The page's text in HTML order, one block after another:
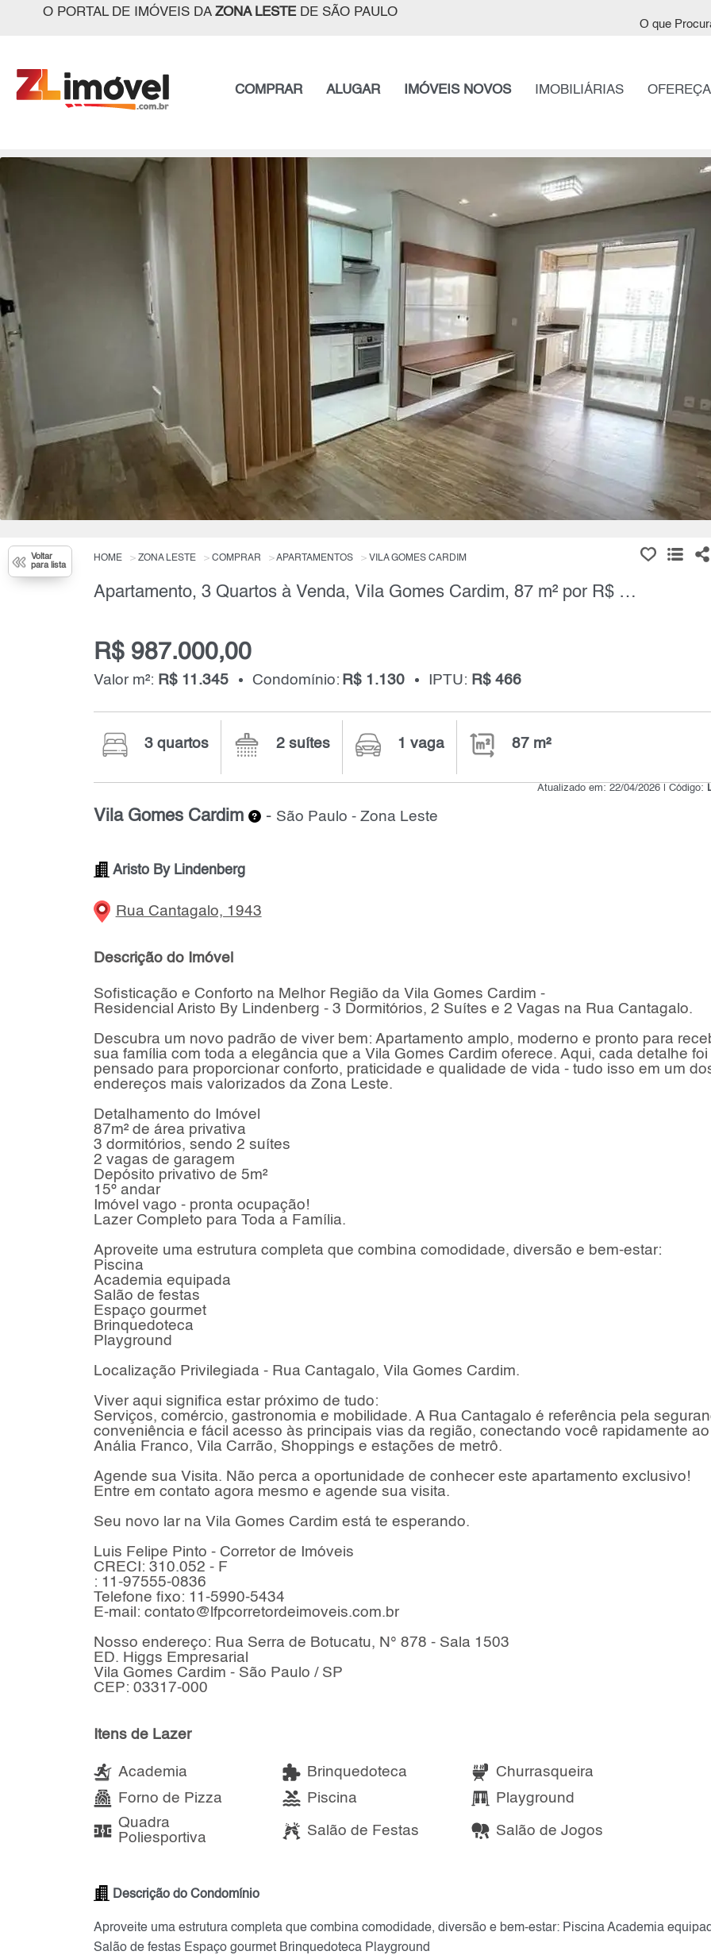
O PORTAL DE IMÓVEIS DA ZONA LESTEDE SÃO PAULO
O que
COMPRAR ALUGAR IMÓVEIS NOVOS IMOBILIÁRIAS
Voltar
para lista
HOME ZONA LESTE COMPRAR APARTAMENTOS VILA GOMES CARDIM
Apartamento, 3 Quartos à Venda, Vila Gomes Cardim, 87 m² por R$ 987.000,00
R$ 987.000,00
Valor m²: R$ 11.345 Condomínio: R$ 1.130 IPTU: R$ 466
3 quartos 2 suítes 1 vaga 87 m²
Atualizado em: 22/04/2026 | Código:
Vila Gomes Cardim - São Paulo - Zona Leste
Aristo By Lindenberg
Rua Cantagalo, 1943
Descrição do Imóvel
Sofisticação e Conforto na Melhor Região da Vila Gomes Cardim -
Residencial Aristo By Lindenberg - 3 Dormitórios, 2 Suítes e 2 Vagas na Rua Cantagalo.
Descubra um novo padrão de viver bem: Apartamento amplo, moderno e pronto para
sua família com toda a elegância que a Vila Gomes Cardim oferece. Aqui, cada detalhe foi
pensado para proporcionar conforto, praticidade e qualidade de vida - tudo isso em um
endereços mais valorizados da Zona Leste.
Detalhamento do Imóvel
87m² de área privativa
3 dormitórios, sendo 2 suítes
2 vagas de garagem
Depósito privativo de 5m²
15º andar
Imóvel vago - pronta ocupação!
Lazer Completo para Toda a Família.
Aproveite uma estrutura completa que combina comodidade, diversão e bem-estar:
Piscina
Academia equipada
Salão de festas
Espaço gourmet
Brinquedoteca
Playground
Localização Privilegiada - Rua Cantagalo, Vila Gomes Cardim.
Viver aqui significa estar próximo de tudo:
Serviços, comércio, gastronomia e mobilidade. A Rua Cantagalo é referência pela
conveniência e fácil acesso às principais vias da região, conectando você rapidamente ao
Anália Franco, Vila Carrão, Shoppings e estações de metrô.
Agende sua Visita. Não perca a oportunidade de conhecer este apartamento exclusivo!
Entre em contato agora mesmo e agende sua visita.
Seu novo lar na Vila Gomes Cardim está te esperando.
Luis Felipe Pinto - Corretor de Imóveis
CRECI: 310.052 - F
: 11-97555-0836
Telefone fixo: 11-5990-5434
E-mail: contato@lfpcorretordeimoveis.com.br
Nosso endereço: Rua Serra de Botucatu, N° 878 - Sala 1503
ED. Higgs Empresarial
Vila Gomes Cardim - São Paulo / SP
CEP: 03317-000
Itens de Lazer
Academia Brinquedoteca
Churrasqueira
Forno de Pizza
Piscina
Playground
Quadra
Poliesportiva
Salão de Festas Salão de Jogos
Descrição do Condomínio
Aproveite uma estrutura completa que combina comodidade, diversão e bem-estar: Piscina Academia
Salão de festas Espaço gourmet Brinquedoteca Playground